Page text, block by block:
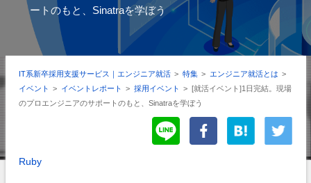
ートのもと、Sinatraを学ぼう
IT系新卒採用支援サービス｜エンジニア就活 > 特集 > エンジニア就活とは >
イベント
> イベントレポート > 採用イベント > [就活イベント]1日完結。現場
のプロエンジニアのサポートのもと、Sinatraを学ぼう
Ruby